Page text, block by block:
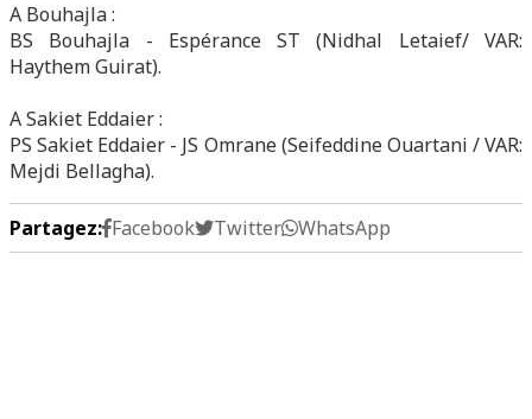
A Bouhajla :
BS Bouhajla - Espérance ST (Nidhal Letaief/ VAR:
Haythem Guirat).
A Sakiet Eddaier :
PS Sakiet Eddaier - JS Omrane (Seifeddine Ouartani / VAR:
Mejdi Bellagha).
Partagez: Facebook Twitter WhatsApp